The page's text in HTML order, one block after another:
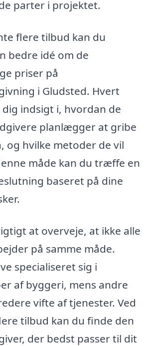
parter i projektet.
flere tilbud kan du
bedre idé om de
priser på
i Gludsted. Hvert
indsigt i, hvordan de
planlægger at gribe
og hvilke metoder de vil
måde kan du træffe en
baseret på dine
at overveje, at ikke alle
på samme måde.
specialiseret sig i
af byggeri, mens andre
vifte af tjenester. Ved
tilbud kan du finde den
der bedst passer til dit